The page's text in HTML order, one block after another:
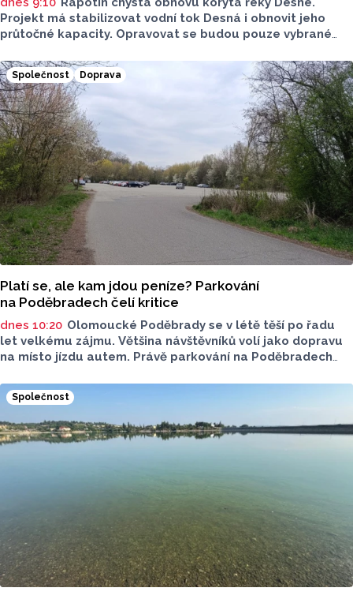
Projekt má stabilizovat vodní tok Desná i obnovit jeho
průtočné kapacity. Opravovat se budou pouze vybrané
samostatných stavebních projektů.
Společnost Doprava
Platí se, ale kam jdou peníze? Parkování
na Poděbradech čelí kritice
dnes 10:20 Olomoucké Poděbrady se v létě těší po řadu
let velkému zájmu. Většina návštěvníků volí jako dopravu
na místo jízdu autem. Právě parkování na Poděbradech
Na konci června vznikla na Facebooku stránka s názvem
Poděbrady bez závor a nelegálního parkovného, která
upozorňuje na nevyhovujcí situaci s parkováním
u oblíbeného olomouckého letoviska. Za iniciativou stojí
zastupitel města Olomouce, na jeho přání nebudeme
Společnost